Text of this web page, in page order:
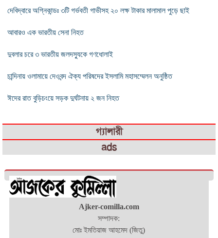
দেবিদ্বারে অগ্নিকান্ডঃ ৩টি গর্ভবতী গাভীসহ ২০ লক্ষ টাকার মালামাল পুড়ে ছাই
আবারও এক ভারতীয় সেনা নিহত
দুবলার চরে ৩ ভারতীয় জলদস্যুকে গণধোলাই
চান্দিনায় ওলামায়ে দেওবন্দ ঐক্য পরিষদের ইসলামি মহাসম্মেলন অনুষ্ঠিত
ঈদের রাত বুড়িচংয়ে সড়ক দুর্ঘটনায় ২ জন নিহত
গ্যালারী
ads
Ajker-comilla.com
সম্পাদক:
মোঃ ইমতিয়াজ আহমেদ (জিতু)